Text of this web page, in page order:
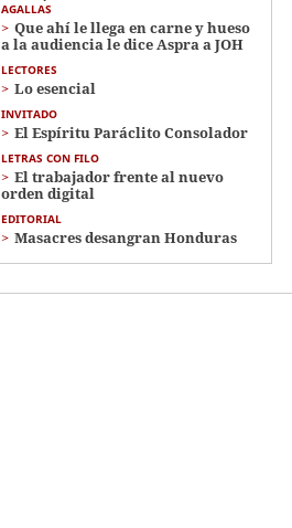
AGALLAS
Que ahí le llega en carne y hueso
a la audiencia le dice Aspra a JOH
LECTORES
Lo esencial
INVITADO
El Espíritu Paráclito Consolador
LETRAS CON FILO
El trabajador frente al nuevo
orden digital
EDITORIAL
Masacres desangran Honduras